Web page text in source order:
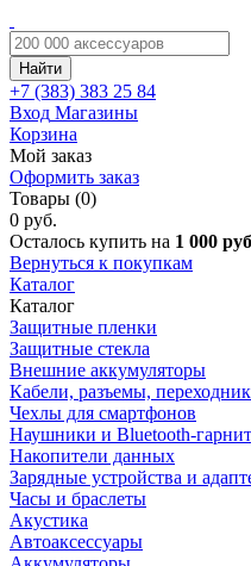
Найти
+7 (383) 383 25 84
Вход Магазины
Корзина
Мой заказ
Оформить заказ
Товары (0)
0 руб.
Осталось купить на 1 000
Вернуться к покупкам
Каталог
Каталог
Защитные пленки
Защитные стекла
Внешние аккумуляторы
Кабели, разъемы,
Чехлы для смартфонов
Наушники и Bluetooth-
Накопители данных
Зарядные устройства и
Часы и браслеты
Акустика
Автоаксессуары